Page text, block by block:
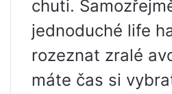
chuti.
jednoduché life
rozeznat zralé
máte čas si